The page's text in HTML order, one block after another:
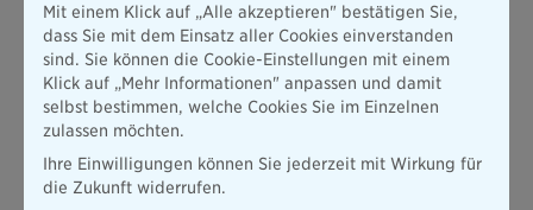
beinhaltet die Verantwortung für die Wartung und
Instandhaltung der Feuerwehrfahrzeuge und Geräte.
Gehobener Dienst und höherer Dienst:Neben dem
mittleren Dienst gibt es in der Feuerwehr den gehobenen
Dienst und den höheren Dienst, wobei die genauen
Bundesland variieren können. In der Regel wird ein
Hochschulstudium für den gehobenen Dienst vorausgesetzt.
Mit einem Klick auf „Alle akzeptieren" bestätigen Sie,
dass Sie mit dem Einsatz aller Cookies einverstanden
sind. Sie können die Cookie-Einstellungen mit einem
Klick auf „Mehr Informationen" anpassen und damit
selbst bestimmen, welche Cookies Sie im Einzelnen
zulassen möchten.
Ihre Einwilligungen können Sie jederzeit mit Wirkung für
die Zukunft widerrufen.